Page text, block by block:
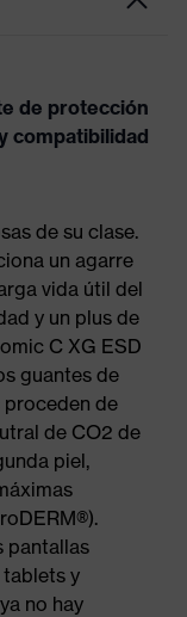
de protección
compatibilidad
de su clase.
un agarre
vida útil del
y un plus de
C XG ESD
guantes de
de
de CO2 de
piel,
pantallas
y
no hay